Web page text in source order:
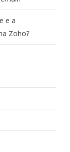
e a
Zoho?